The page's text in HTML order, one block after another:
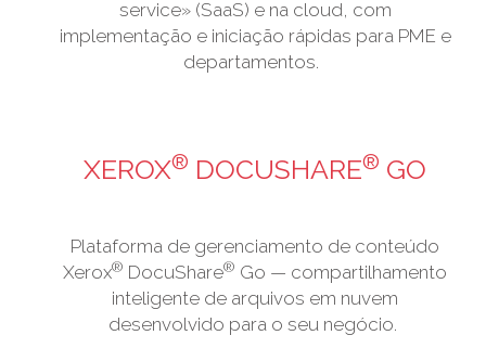
service» (SaaS) e na cloud, com
implementação e iniciação rápidas para PME e
departamentos.
XEROX® DOCUSHARE® GO
Plataforma de gerenciamento de conteúdo
Xerox® DocuShare® Go — compartilhamento
inteligente de arquivos em nuvem
desenvolvido para o seu negócio. ​